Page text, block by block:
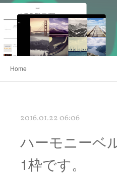
Home
2016.01.22 06:06
ハーモニーベ
1枠です。